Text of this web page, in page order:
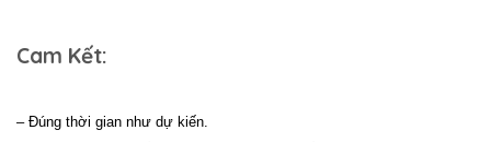
Cam Kết:
– Đúng thời gian như dự kiến.